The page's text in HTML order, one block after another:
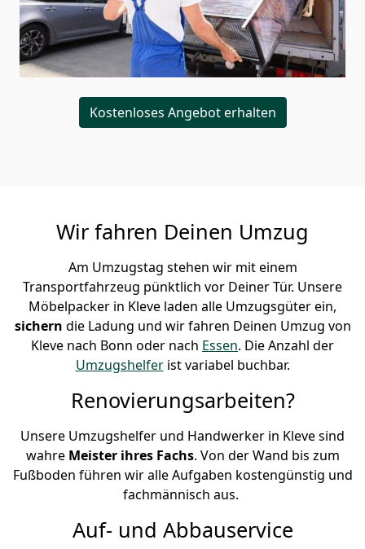
Kostenloses Angebot erhalten
Wir fahren Deinen Umzug
Am Umzugstag stehen wir mit einem
Transportfahrzeug pünktlich vor Deiner Tür. Unsere
Möbelpacker in Kleve laden alle Umzugsgüter ein,
sichern die Ladung und wir fahren Deinen Umzug von
Kleve nach Bonn oder nach Essen. Die Anzahl der
Umzugshelferist variabel buchbar.
Renovierungsarbeiten?
Unsere Umzugshelfer und Handwerker in Kleve sind
wahre Meister ihres Fachs. Von der Wand bis zum
Fußboden führen wir alle Aufgaben kostengünstig und
fachmännisch aus.
Auf- und Abbauservice